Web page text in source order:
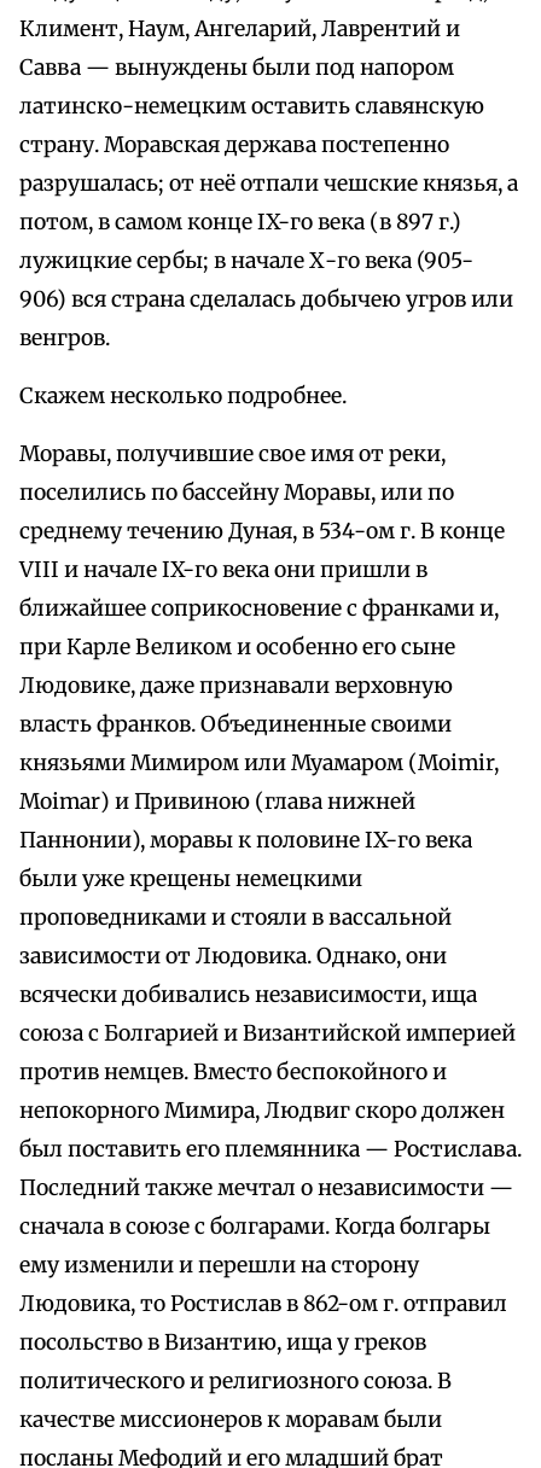
Климент, Наум, Ангеларий, Лаврентий и
Савва — вынуждены были под напором
латинско-немецким оставить славянскую
страну. Моравская держава постепенно
разрушалась; от неё отпали чешские князья, а
потом, в самом конце IX-го века (в 897 г.)
лужицкие сербы; в начале Х-го века (905-
906) вся страна сделалась добычею угров или
венгров.
Скажем несколько подробнее.
Моравы, получившие свое имя от реки,
поселились по бассейну Моравы, или по
среднему течению Дуная, в 534-ом г. В конце
VIII и начале IX-го века они пришли в
ближайшее соприкосновение с франками и,
при Карле Великом и особенно его сыне
Людовике, даже признавали верховную
власть франков. Объединенные своими
князьями Мимиром или Муамаром (Moimir,
Moimar) и Привиною (глава нижней
Паннонии), моравы к половине IX-го века
были уже крещены немецкими
проповедниками и стояли в вассальной
зависимости от Людовика. Однако, они
всячески добивались независимости, ища
союза с Болгарией и Византийской империей
против немцев. Вместо беспокойного и
непокорного Мимира, Людвиг скоро должен
был поставить его племянника — Ростислава.
Последний также мечтал о независимости —
сначала в союзе с болгарами. Когда болгары
ему изменили и перешли на сторону
Людовика, то Ростислав в 862-ом г. отправил
посольство в Византию, ища у греков
политического и религиозного союза. В
качестве миссионеров к моравам были
посланы Мефодий и его младший брат